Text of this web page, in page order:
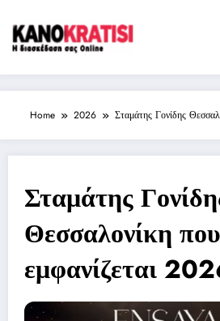
content
Home 2026 Σταμάτης Γονίδης
Σταμάτης
Θεσσαλονίκη που
εμφανίζεται